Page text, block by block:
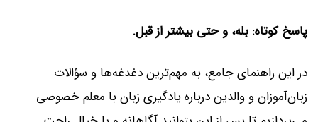
پاسخ کوتاه: بله، و حتی بیشتر از قبل.
در این راهنمای جامع، به مهم‌ترین دغدغه‌ها و سؤالات
زبان‌آموزان و والدین درباره یادگیری زبان با معلم خصوصی